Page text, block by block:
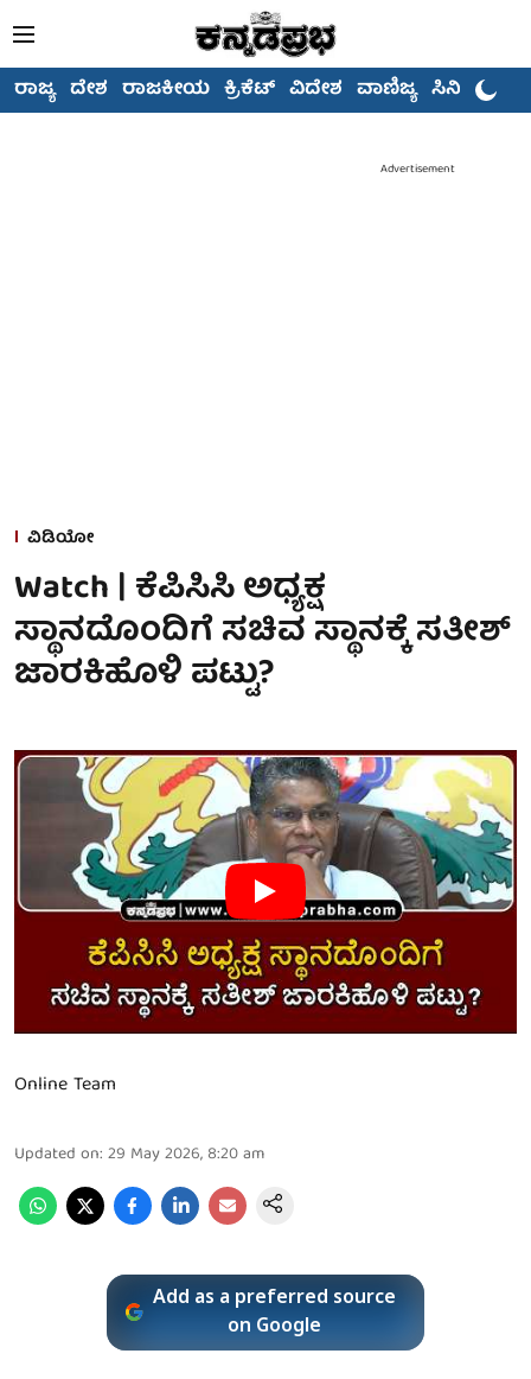
ರಾಜ್ಯ ದೇಶ ರಾಜಕೀಯ ಕ್ರಿಕೆಟ್ ವಿದೇಶ ವಾಣಿಜ್ಯ ಸಿನಿಮಾ
Advertisement
ವಿಡಿಯೋ
Watch | ಕೆಪಿಸಿಸಿ ಅಧ್ಯಕ್ಷ
ಸ್ಥಾನದೊಂದಿಗೆ ಸಚಿವ ಸ್ಥಾನಕ್ಕೆ ಸತೀಶ್
ಜಾರಕಿಹೊಳಿ ಪಟ್ಟು?
Online Team
Updated on: 29 May 2026, 8:20 am
Add as a preferred source
on Google